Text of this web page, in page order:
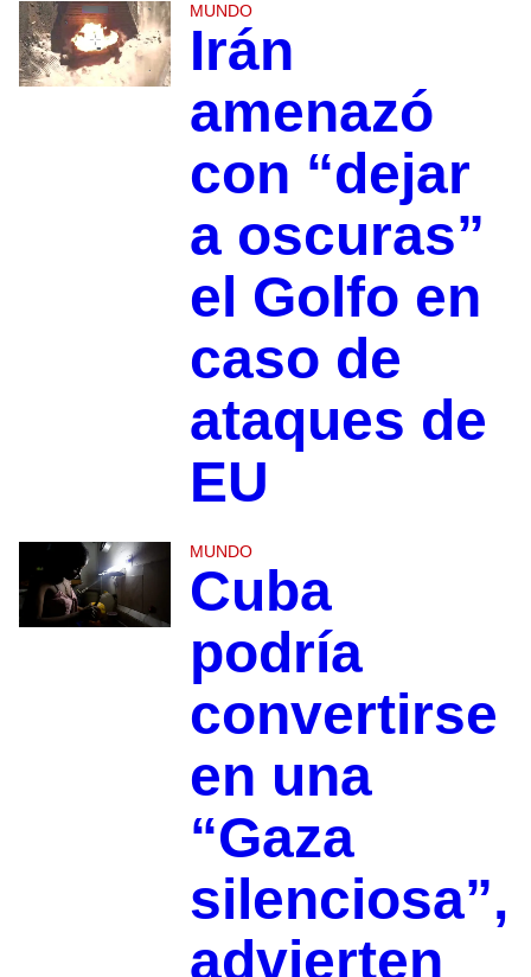
MUNDO
Irán
amenazó
con “dejar
a oscuras”
el Golfo en
caso de
ataques de
EU
MUNDO
Cuba
podría
convertirse
en una
“Gaza
silenciosa”,
advierten